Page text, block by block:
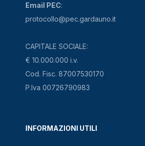
Email PEC:
protocollo@pec.gardauno.it
CAPITALE SOCIALE:
€ 10.000.000 i.v.
Cod. Fisc. 87007530170
P.Iva 00726790983
INFORMAZIONI UTILI